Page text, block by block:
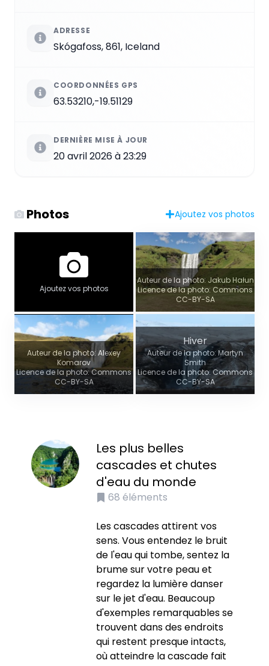
ADRESSE
Skógafoss, 861, Iceland
COORDONNÉES GPS
63.53210,-19.51129
DERNIÈRE MISE À JOUR
20 avril 2026 à 23:29
Photos Ajoutez vos photos
Ajoutez vos photos
Auteur de la photo: Jakub Hałun
Licence de la photo: Commons
CC-BY-SA
Auteur de la photo: Alexey
Komarov
Licence de la photo: Commons
CC-BY-SA
Hiver
Auteur de la photo: Martyn
Smith
Licence de la photo: Commons
CC-BY-SA
Les plus belles
cascades et chutes
d'eau du monde
68 éléments
Les cascades attirent vos
sens. Vous entendez le bruit
de l'eau qui tombe, sentez la
brume sur votre peau et
regardez la lumière danser
sur le jet d'eau. Beaucoup
d'exemples remarquables se
trouvent dans des endroits
qui restent presque intacts,
où atteindre la cascade fait